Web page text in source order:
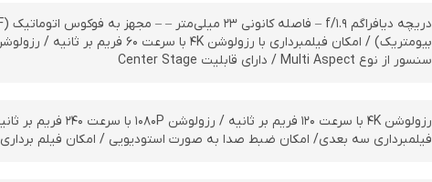
سنسور از نوع Multi Aspect / دارای قابلیت Center Stage
فیلمبرداری سه بعدی/ امکان ضبط صدا به صورت استودیویی / امکان فیلم برداری ProRes